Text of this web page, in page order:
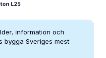
L25
information och
bygga Sveriges mest